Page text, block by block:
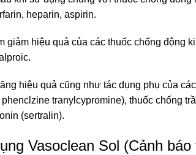
heparin, aspirin.
giảm hiệu quả của các thuốc chống động
hiệu quả cũng như tác dụng phụ của
phenclzine tranylcypromine), thuốc chống
(sertralin).
Vasoclean Sol (Cảnh báo